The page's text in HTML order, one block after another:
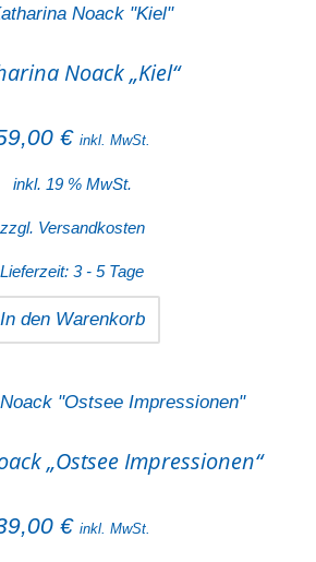
Noack „Kiel“
€ inkl. MwSt.
inkl. 19 % MwSt.
zzgl. Versandkosten
Lieferzeit: 3 - 5 Tage
In den Warenkorb
„Ostsee Impressionen“
€ inkl. MwSt.